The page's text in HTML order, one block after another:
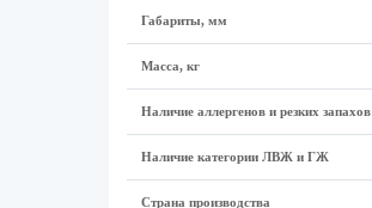
Габариты, мм
Масса, кг
Наличие аллергенов и резких запахов
Наличие категории ЛВЖ и ГЖ
Страна производства